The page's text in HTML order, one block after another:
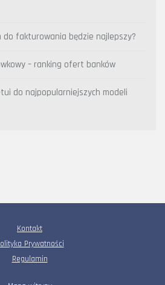
do fakturowania będzie najlepszy?
– ranking ofert banków
do najpopularniejszych modeli
Kontakt
Prywatności
Regulamin